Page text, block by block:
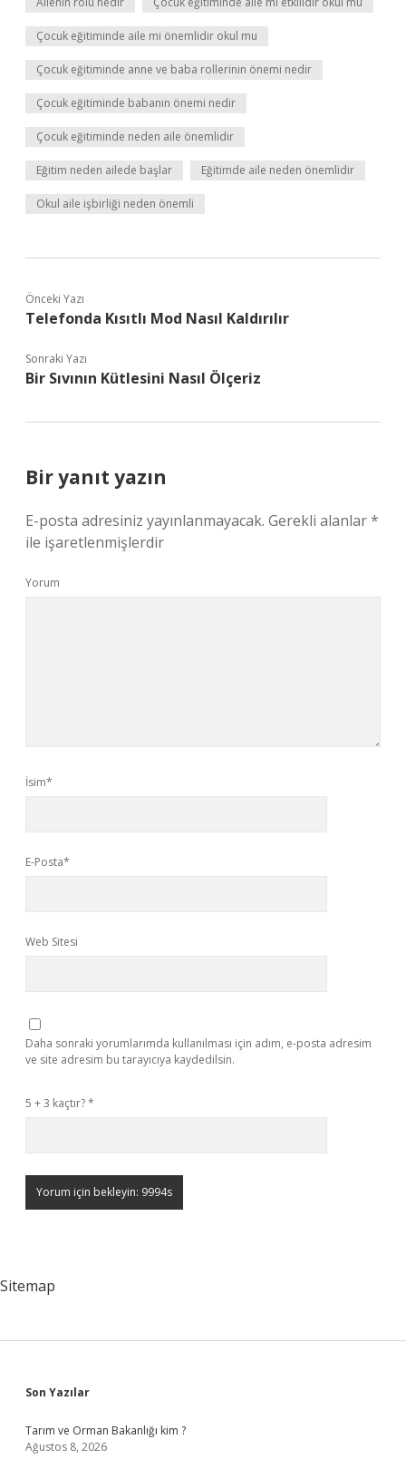
Çocuk eğitiminde aile mi önemlidir okul mu
Çocuk eğitiminde anne ve baba rollerinin önemi nedir
Çocuk eğitiminde babanın önemi nedir
Çocuk eğitiminde neden aile önemlidir
Eğitim neden ailede başlar Eğitimde aile neden önemlidir
Okul aile işbirliği neden önemli
Önceki Yazı
Telefonda Kısıtlı Mod Nasıl Kaldırılır
Sonraki Yazı
Bir Sıvının Kütlesini Nasıl Ölçeriz
Bir yanıt yazın
E-posta adresiniz yayınlanmayacak. Gerekli alanlar*
ile işaretlenmişlerdir
Yorum
İsim*
E-Posta*
Web Sitesi
Daha sonraki yorumlarımda kullanılması için adım, e-posta adresim
ve site adresim bu tarayıcıya kaydedilsin.
5 + 3 kaçtır?*
Sitemap
Sidebar
Son Yazılar
Tarım ve Orman Bakanlığı kim ?
Ağustos 8, 2026